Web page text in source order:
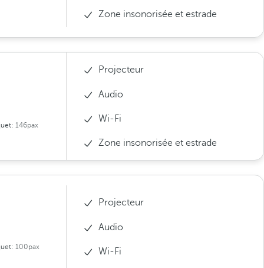
Zone insonorisée et estrade
146pax
Projecteur
Audio
Wi-Fi
Zone insonorisée et estrade
100pax
Projecteur
Audio
Wi-Fi